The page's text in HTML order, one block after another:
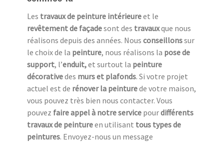
Les travaux de peinture intérieureet le
revêtement de façadesont des travauxque nous
réalisons depuis des années. Nous conseillonssur
le choix de la peinture, nous réalisons la pose de
support, l’enduit,et surtout la peinture
décorativedes murs et plafonds. Si votre projet
actuel est de rénover la peinturede votre maison,
vous pouvez très bien nous contacter. Vous
pouvez faire appel à notre service pourdifférents
travaux de peintureen utilisant tous types de
peintures. Envoyez-nous un message